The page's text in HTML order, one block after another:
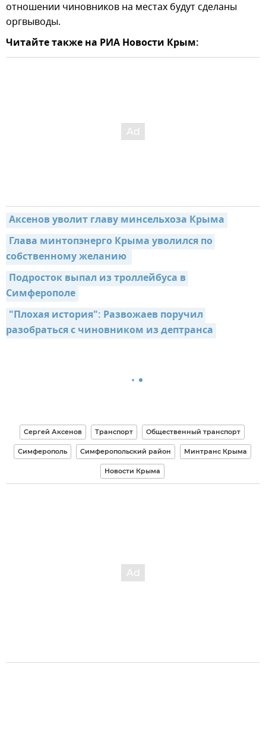
отношении чиновников на местах будут сделаны
оргвыводы.
Читайте также на РИА Новости Крым:
Аксенов уволит главу минсельхоза Крыма
Глава минтопэнерго Крыма уволился по
собственному желанию
Подросток выпал из троллейбуса в
Симферополе
"Плохая история": Развожаев поручил
разобраться с чиновником из дептранса
Сергей Аксенов Транспорт Общественный транспорт
Симферополь Симферопольский район Минтранс Крыма
Новости Крыма